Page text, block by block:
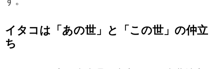
イタコは「あの世」と「この世」の仲立
ち